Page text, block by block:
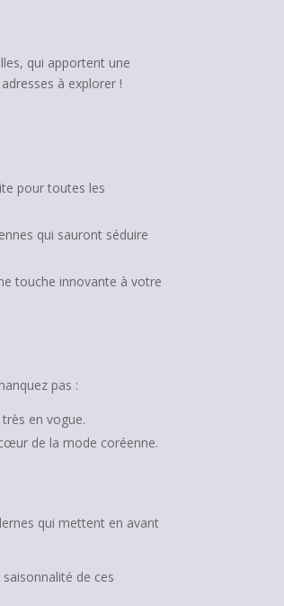
qui apportent une
à explorer !
pour toutes les
qui sauront séduire
touche innovante à votre
pas :
en vogue.
de la mode coréenne.
qui mettent en avant
de ces